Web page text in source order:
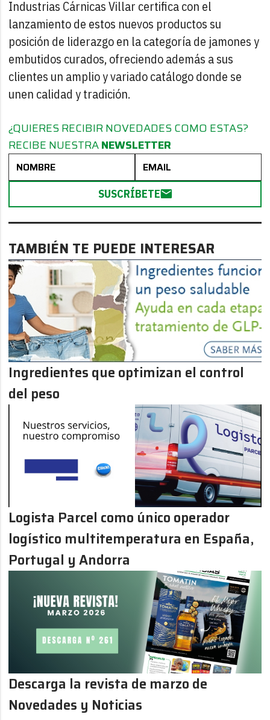
Industrias Cárnicas Villar certifica con el
lanzamiento de estos nuevos productos su
posición de liderazgo en la categoría de jamones y
embutidos curados, ofreciendo además a sus
clientes un amplio y variado catálogo donde se
unen calidad y tradición.
¿QUIERES RECIBIR NOVEDADES COMO ESTAS?
RECIBE NUESTRANEWSLETTER
SUSCRÍBETE
TAMBIÉN TE PUEDE INTERESAR
Ingredientes que optimizan el control
del peso
Logista Parcel como único operador
logístico multitemperatura en España,
Portugal y Andorra
Descarga la revista de marzo de
Novedades y Noticias